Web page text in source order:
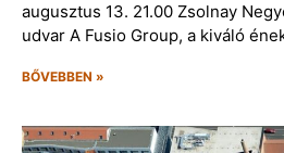
augusztus 13. 21.00 Zsolnay
udvar A Fusio Group, a kiváló
BŐVEBBEN »